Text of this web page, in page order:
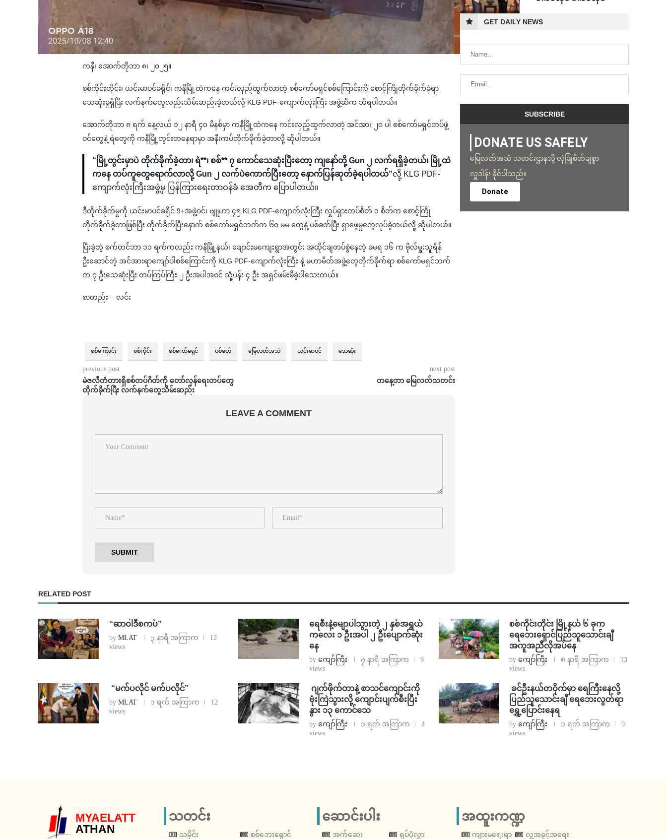
ကနီ၊ အောက်တိုဘာ ၈၊ ၂၀၂၅။
စစ်ကိုင်းတိုင်း၊ ယင်းမာပင်ခရိုင်၊ ကနီမြို့ထဲကနေ ကင်းလှည့်ထွက်လာတဲ့ စစ်ကော်မရှင်စစ်ကြောင်းကို စောင့်ကြိုတိုက်ခိုက်ခဲ့ရာ
သေဆုံးမှုရှိပြီး လက်နက်တွေလည်းသိမ်းဆည်းခဲ့တယ်လို့ KLG PDF-ကျောက်လုံးကြီး အဖွဲ့ဆီက သိရပါတယ်။
အောက်တိုဘာ ၈ ရက် နေ့လယ် ၁၂ နာရီ ၄၀ မိနစ်မှာ ကနီမြို့ထဲကနေ ကင်းလှည့်ထွက်လာတဲ့ အင်အား ၂၀ ပါ စစ်ကော်မရှင်တပ်ဖွဲ့
ဝင်တွေနဲ့ ရဲတွေကို ကနီမြို့တွင်းတနေရာမှာ အနီးကပ်တိုက်ခိုက်ခဲ့တာလို့ ဆိုပါတယ်။
“မြို့တွင်းမှာပဲ တိုက်ခိုက်ခဲ့တာ၊ ရဲ**၊ စစ်** ၇ ကောင်သေဆုံးပြီးတော့ ကျနော်တို့ Gun ၂ လက်ရရှိခဲ့တယ်၊ မြို့ထဲ
ကနေ တပ်ကူတွေရောက်လာလို့ Gun ၂ လက်ပဲကောက်ပြီးတော့ နောက်ပြန်ဆုတ်ခဲ့ရပါတယ်”လို့ KLG PDF-
ကျောက်လုံးကြီးအဖွဲ့မှ ပြန်ကြားရေးတာဝန်ခံ အေတီက ပြောပါတယ်။
ဒီတိုက်ခိုက်မှုကို ယင်းမာပင်ခရိုင် 9+အဖွဲ့ဝင်၊ ဗျူဟာ ၄၅ KLG PDF-ကျောက်လုံးကြီး လှုပ်ရှားတပ်စိတ် ၁ စိတ်က စောင့်ကြို
တိုက်ခိုက်ခဲ့တာဖြစ်ပြီး တိုက်ခိုက်ပြီးနောက် စစ်ကော်မရှင်ဘက်က ၆၀ မမ တွေနဲ့ ပစ်ခတ်ပြီး ရှာဖွေမှုတွေလုပ်ခဲ့တယ်လို့ ဆိုပါတယ်။
ပြီးခဲ့တဲ့ စက်တင်ဘာ ၁၁ ရက်ကလည်း ကနီမြို့နယ်၊ ချောင်းမကျေးရွာအတွင်း အထိုင်ချတပ်စွဲနေတဲ့ ခမရ ၁၆ က ဗိုလ်မှူးသူရိန်
ဦးဆောင်တဲ့ အင်အားရာကျော်ပါစစ်ကြောင်းကို KLG PDF-ကျောက်လုံးကြီး နဲ့ မဟာမိတ်အဖွဲ့တွေတိုက်ခိုက်ရာ စစ်ကော်မရှင်ဘက်
က ၇ ဦးသေဆုံးပြီး တပ်ကြပ်ကြီး ၂ ဦးအပါအဝင် သုံ့ပန်း ၄ ဦး အရှင်ဖမ်းမိခဲ့ပါသေးတယ်။
စာတည်း – လင်း
စစ်ကြောင်း စစ်ကိုင်း စစ်ကော်မရှင် ပစ်ခတ် မြေလတ်အသံ ယင်းမာပင် သေဆုံး
previous post
မဲဇလီတံတားရှိစစ်တပ်ဂိတ်ကို တော်လှန်ရေးတပ်တွေ
တိုက်ခိုက်ပြီး လက်နက်တွေသိမ်းဆည်း
next post
တနေ့တာ မြေလတ်သတင်း
LEAVE A COMMENT
GET DAILY NEWS
DONATE US SAFELY
မြေလတ်အသံ သတင်းဌာနသို့ လုံခြုံစိတ်ချစွာ
လှူဒါန်း နိုင်ပါသည်။
Donate
RELATED POST
“ဆာဝါဒီစကပ်”
by MLAT ၃ နာရီ အကြာက
12
views
ရေစီးနဲ့မျောပါသွားတဲ့ ၂ နှစ်အရွယ်
ကလေး ၁ ဦးအပါ ၂ ဦးပျောက်ဆုံး
နေ
by ကျော်ကြီး ၇ နာရီ အကြာက
9
views
စစ်ကိုင်းတိုင်း မြို့နယ် ၆ ခုက
ရေဘေးရှောင်ပြည်သူသောင်းချီ
အကူအညီလိုအပ်နေ
byကျော်ကြီး ၈ နာရီ အကြာက
13
views
⁨ ⁨“မက်ပလိုင် မက်ပလိုင်”
by MLAT ၁ ရက် အကြာက
12
views
⁨⁩ ⁨ဂျက်ဖိုက်တာနဲ့ စာသင်ကျောင်းကို
ဗုံးကြဲသွားလို့ ကျောင်းပျက်စီးပြီး
နွား ၁၃ ကောင်သေ
by ကျော်ကြီး ၁ ရက် အကြာက
4
views
⁩ ⁨ခင်ဦးနယ်တဝိုက်မှာ ရေကြီးနေလို့
ပြည်သူသောင်းချီ ရေဘေးလွတ်ရာ
ရွှေ့ပြောင်းနေရ
byကျော်ကြီး ၁ ရက် အကြာက
9
views
MYAELATT
ATHAN
သတင်း
သမိုင်း စစ်ဘေးရှောင်
ဆောင်းပါး
အက်ဆေး ရုပ်ပုံလွှာ
အထူးကဏ္ဍ
ကျားမရေးရာ လူ့အခွင့်အရေး